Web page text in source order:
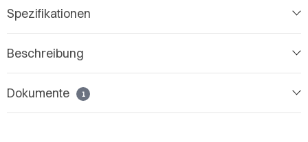
Spezifikationen
Beschreibung
Dokumente 1